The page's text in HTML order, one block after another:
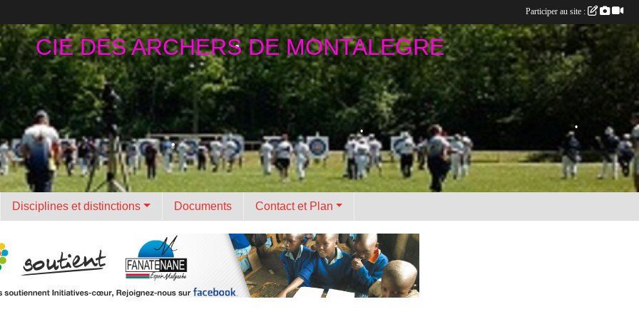
CIE DES ARCHERS DE MONTALEGRE
Disciplines et distinctions Documents Contact et Plan
Participer au site :
•
•
•
•
•
•